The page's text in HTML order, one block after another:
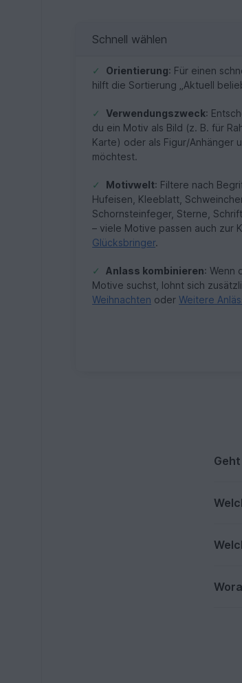
Schnell wählen
✓ Orientierung: Für einen
hilft die Sortierung „Aktuell
✓ Verwendungszweck:
du ein Motiv als Bild (z. B. für
Karte) oder als Figur/Anhänger
möchtest.
✓ Motivwelt: Filtere nach
Hufeisen, Kleeblatt,
Schornsteinfeger, Sterne,
– viele Motive passen auch zur
Glücksbringer.
✓ Anlass kombinieren: Wenn
Motive suchst, lohnt sich
Weihnachten oderWeitere